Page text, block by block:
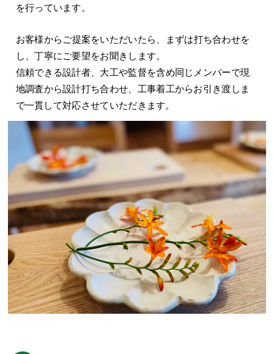
を行っています。
お客様からご提案をいただいたら、まずは打ち合わせを
し、丁寧にご要望をお聞きします。
信頼できる設計者、大工や監督を含め同じメンバーで現
地調査から設計打ち合わせ、工事着工からお引き渡しま
で一貫して対応させていただきます。